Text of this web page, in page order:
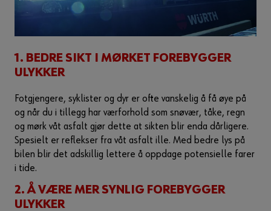
1. BEDRE SIKT I MØRKET FOREBYGGER
ULYKKER
Fotgjengere, syklister og dyr er ofte vanskelig å få øye på
og når du i tillegg har værforhold som snøvær, tåke, regn
og mørk våt asfalt gjør dette at sikten blir enda dårligere.
Spesielt er reflekser fra våt asfalt ille. Med bedre lys på
bilen blir det adskillig lettere å oppdage potensielle farer
i tide.
2. Å VÆRE MER SYNLIG FOREBYGGER
ULYKKER